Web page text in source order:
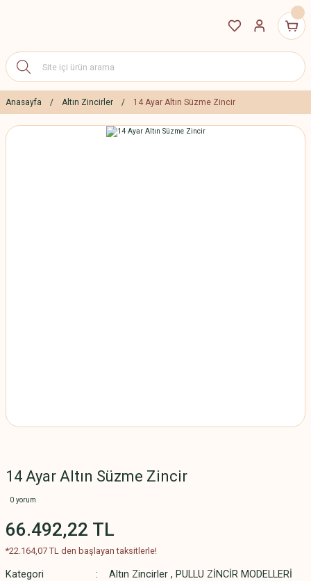
Anasayfa Altın Zincirler 14 Ayar Altın Süzme Zincir
14 Ayar Altın Süzme Zincir
0 yorum
66.492,22 TL
*22.164,07 TL den başlayan taksitlerle!
Kategori Altın Zincirler , PULLU ZİNCİR MODELLERİ